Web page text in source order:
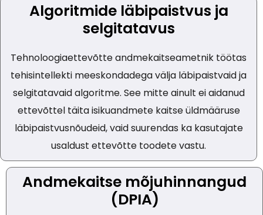
Algoritmide läbipaistvus ja
selgitatavus
Tehnoloogiaettevõtte andmekaitseametnik töötas
tehisintellekti meeskondadega välja läbipaistvaid ja
selgitatavaid algoritme. See mitte ainult ei aidanud
ettevõttel täita isikuandmete kaitse üldmääruse
läbipaistvusnõudeid, vaid suurendas ka kasutajate
usaldust ettevõtte toodete vastu.
Andmekaitse mõjuhinnangud
(DPIA)